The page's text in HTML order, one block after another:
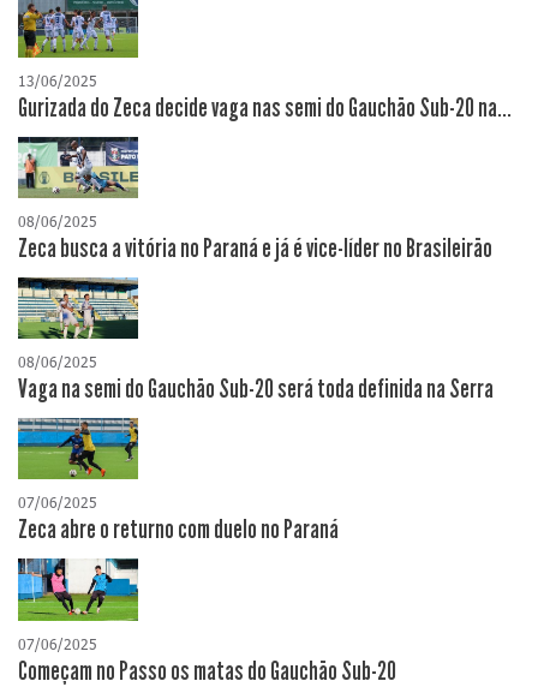
13/06/2025
Gurizada do Zeca decide vaga nas semi do Gauchão Sub-20 na...
08/06/2025
Zeca busca a vitória no Paraná e já é vice-líder no Brasileirão
08/06/2025
Vaga na semi do Gauchão Sub-20 será toda definida na Serra
07/06/2025
Zeca abre o returno com duelo no Paraná
07/06/2025
Começam no Passo os matas do Gauchão Sub-20